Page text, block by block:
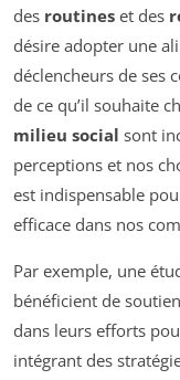
des routines et des
désire adopter une
déclencheurs de ses
de ce qu’il souhaite
milieu social sont
perceptions et nos
est indispensable
efficace dans nos
Par exemple, une
bénéficient de
dans leurs efforts
intégrant des